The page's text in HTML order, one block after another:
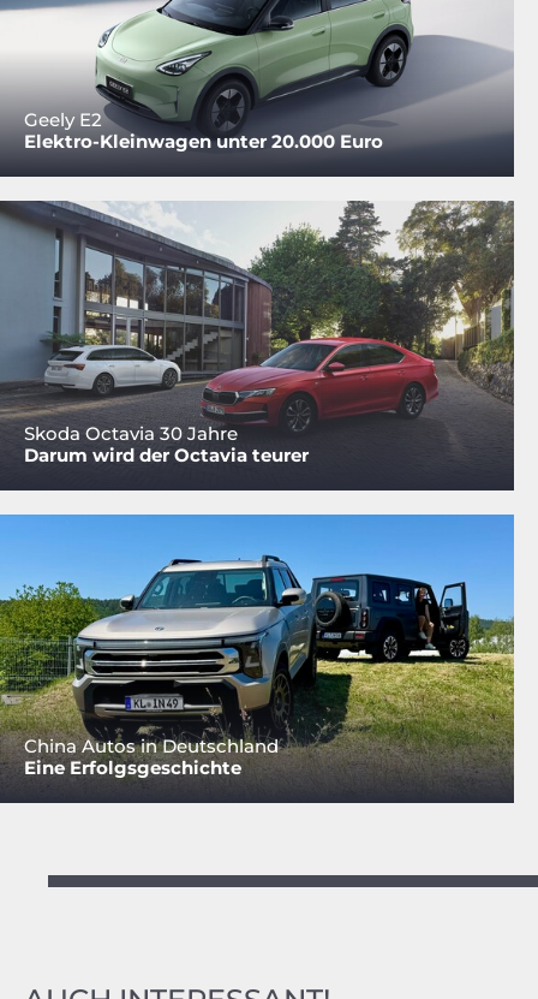
Geely E2
Elektro-Kleinwagen unter 20.000 Euro
Skoda Octavia 30 Jahre
Darum wird der Octavia teurer
China Autos in Deutschland
Eine Erfolgsgeschichte